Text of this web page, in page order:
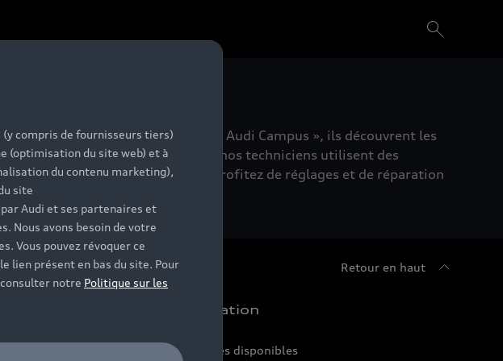
en continue. Au sein des « Audi Campus », ils découvrent les
offrir le meilleur à votre Audi, nos techniciens utilisent des
dans nos ateliers. Ainsi, vous profitez de réglages et de réparation
Retour en haut
Achat et location
Voir nos véhicules disponibles
compris de fournisseurs tiers)
(optimisation du site web) et à
du contenu marketing),
site
Audi et ses partenaires et
Nous avons besoin de votre
Vous pouvez révoquer ce
lien présent en bas du site. Pour
notre Politique sur les